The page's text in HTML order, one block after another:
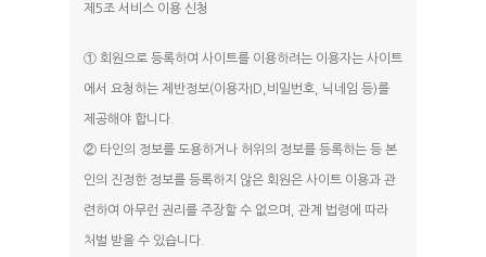
제5조 서비스 이용 신청
① 회원으로 등록하여 사이트를 이용하려는 이용자는 사이트
에서 요청하는 제반정보(이용자ID,비밀번호, 닉네임 등)를
제공해야 합니다.
② 타인의 정보를 도용하거나 허위의 정보를 등록하는 등 본
인의 진정한 정보를 등록하지 않은 회원은 사이트 이용과 관
련하여 아무런 권리를 주장할 수 없으며, 관계 법령에 따라
처벌 받을 수 있습니다.